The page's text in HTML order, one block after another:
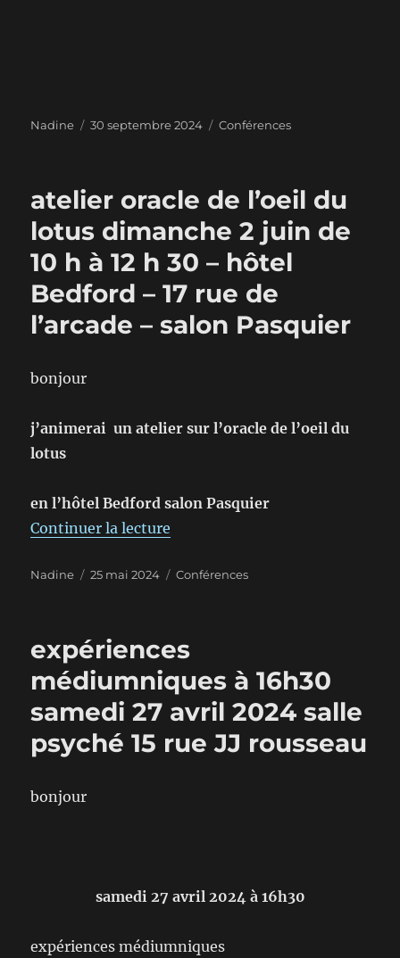
Auteur
Nadine
Publié
30 septembre 2024 Catégories
Conférences
atelier oracle de l’oeil du
lotus dimanche 2 juin de
10 h à 12 h 30 – hôtel
Bedford – 17 rue de
l’arcade – salon Pasquier
bonjour
j’animerai un atelier sur l’oracle de l’oeil du
lotus
en l’hôtel Bedford salon Pasquier
Continuer la lecture
Auteur
Nadine
Publié
25 mai 2024 Catégories
Conférences
expériences
médiumniques à 16h30
samedi 27 avril 2024 salle
psyché 15 rue JJ rousseau
bonjour
samedi 27 avril 2024 à 16h30
expériences médiumniques